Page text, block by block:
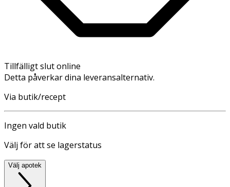
Tillfälligt slut online
Detta påverkar dina leveransalternativ.
Via butik/recept
Ingen vald butik
Välj för att se lagerstatus
Välj apotek